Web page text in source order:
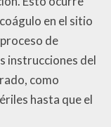
en el sitio
de
instrucciones del
como
hasta que el